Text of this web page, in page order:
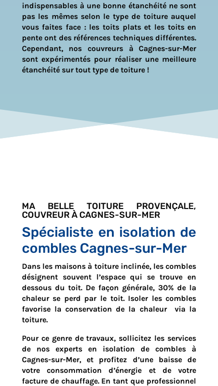
indispensables à une bonne étanchéité ne sont
pas les mêmes selon le type de toiture auquel
vous faites face : les toits plats et les toits en
pente ont des références techniques différentes.
Cependant, nos couvreurs àCagnes-sur-Mer
sont expérimentés pour réaliser une meilleure
étanchéité sur tout type de toiture !
MA BELLE TOITURE PROVENÇALE,
COUVREUR À CAGNES-SUR-MER
Spécialiste en isolation de
combles Cagnes-sur-Mer
Dans les maisons à toiture inclinée, les combles
désignent souvent l’espace qui se trouve en
dessous du toit. De façon générale, 30% de la
chaleur se perd par le toit. Isoler les combles
favorise la conservation de la chaleur via la
toiture.
Pour ce genre de travaux, sollicitez les services
de nos experts en isolation de combles à
Cagnes-sur-Mer, et profitez d’une baisse de
votre consommation d’énergie et de votre
facture de chauffage. En tant que professionnel